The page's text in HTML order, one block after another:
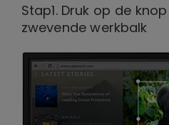
Stap1. Druk op de
zwevende werkbalk